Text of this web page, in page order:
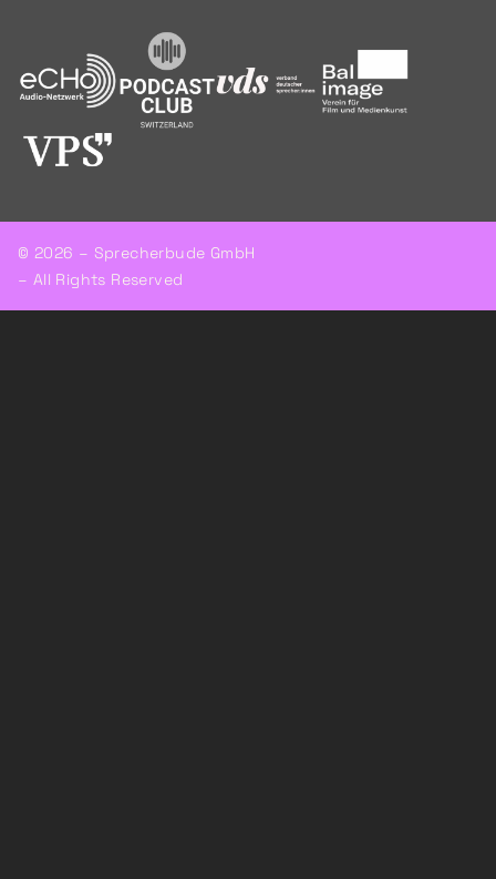
© 2026 – Sprecherbude GmbH
– All Rights Reserved